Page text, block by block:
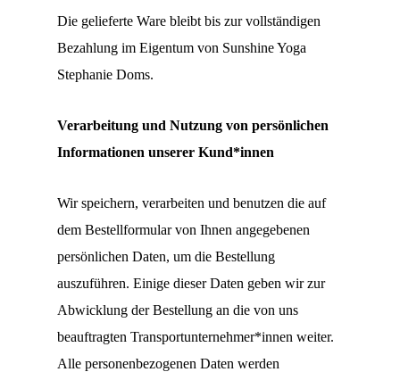
Die gelieferte Ware bleibt bis zur vollständigen
Bezahlung im Eigentum von Sunshine Yoga
Stephanie Doms.
Verarbeitung und Nutzung von persönlichen
Informationen unserer Kund*innen
Wir speichern, verarbeiten und benutzen die auf
dem Bestellformular von Ihnen angegebenen
persönlichen Daten, um die Bestellung
auszuführen. Einige dieser Daten geben wir zur
Abwicklung der Bestellung an die von uns
beauftragten Transportunternehmer*innen weiter.
Alle personenbezogenen Daten werden